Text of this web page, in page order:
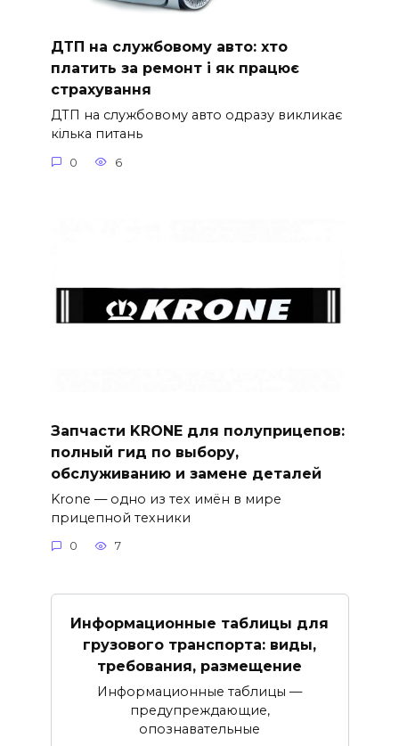
ДТП на службовому авто: хто
платить за ремонт і як працює
страхування
ДТП на службовому авто одразу викликає
кілька питань
0 6
Запчасти KRONE для полуприцепов:
полный гид по выбору,
обслуживанию и замене деталей
Krone — одно из тех имён в мире
прицепной техники
0 7
Информационные таблицы для
грузового транспорта: виды,
требования, размещение
Информационные таблицы —
предупреждающие,
опознавательные